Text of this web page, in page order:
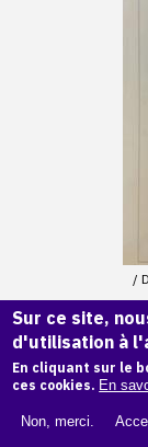
Sur ce site,
d'utilisation à
En cliquant sur le
ces cookies. En
Non, merci.